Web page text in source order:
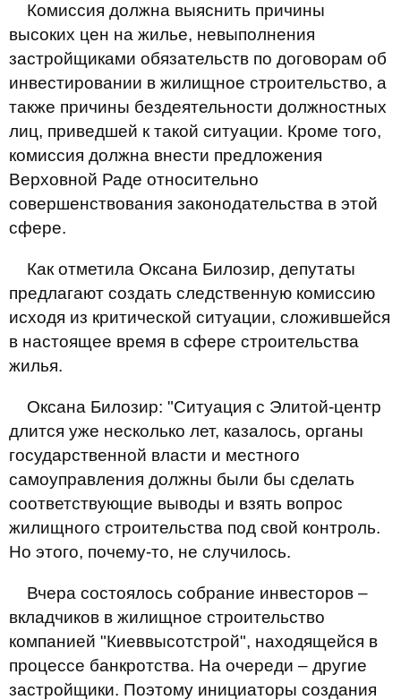
Комиссия должна выяснить причины
высоких цен на жилье, невыполнения
застройщиками обязательств по договорам об
инвестировании в жилищное строительство, а
также причины бездеятельности должностных
лиц, приведшей к такой ситуации. Кроме того,
комиссия должна внести предложения
Верховной Раде относительно
совершенствования законодательства в этой
сфере.
Как отметила Оксана Билозир, депутаты
предлагают создать следственную комиссию
исходя из критической ситуации, сложившейся
в настоящее время в сфере строительства
жилья.
Оксана Билозир: "Ситуация с Элитой-центр
длится уже несколько лет, казалось, органы
государственной власти и местного
самоуправления должны были бы сделать
соответствующие выводы и взять вопрос
жилищного строительства под свой контроль.
Но этого, почему-то, не случилось.
Вчера состоялось собрание инвесторов –
вкладчиков в жилищное строительство
компанией "Киеввысотстрой", находящейся в
процессе банкротства. На очереди – другие
застройщики. Поэтому инициаторы создания